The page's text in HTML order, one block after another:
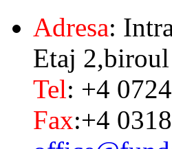
Adresa:
Etaj
Tel: +4
Fax:+4